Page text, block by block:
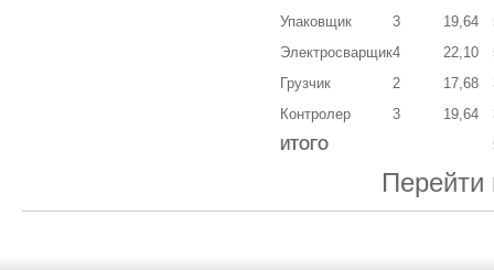
Упаковщик
3 19,64
Электросварщик4 22,10
Грузчик
2 17,68
Контролер
3 19,64
ИТОГО
Перейти